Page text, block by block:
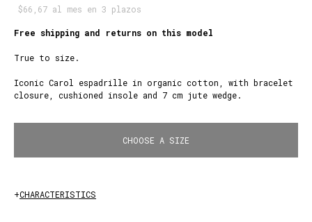
$66,67 al mes en 3 plazos
Free shipping and returns on this model
True to size.
Iconic Carol espadrille in organic cotton, with bracelet
closure, cushioned insole and 7 cm jute wedge.
CHOOSE A SIZE
+CHARACTERISTICS